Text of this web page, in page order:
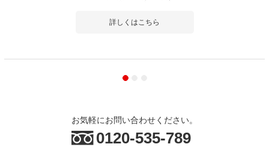
詳しくはこちら
お気軽にお問い合わせください。
0120-535-789